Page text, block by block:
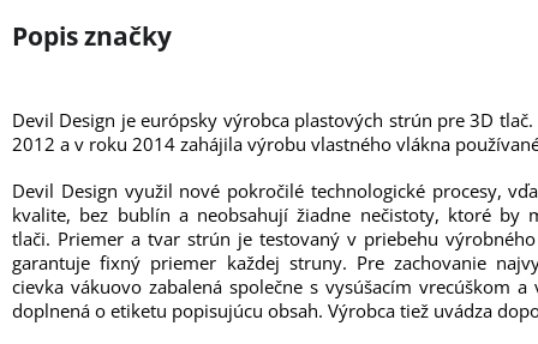
Devil Design je európsky výrobca plastových strún pre 3D
2012 a v roku 2014 zahájila výrobu vlastného vlákna
Devil Design využil nové pokročilé technologické procesy,
kvalite, bez bublín a neobsahují žiadne nečistoty, ktoré by
tlači. Priemer a tvar strún je testovaný v priebehu
garantuje fixný priemer každej struny. Pre zachovanie
cievka vákuovo zabalená společne s vysúšacím vrecúškom
doplnená o etiketu popisujúcu obsah. Výrobca tiež uvádza